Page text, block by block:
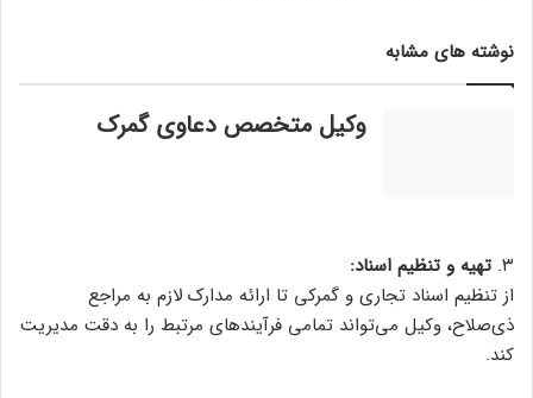
نوشته های مشابه
وکیل متخصص دعاوی گمرک
۳. تهیه و تنظیم اسناد:
از تنظیم اسناد تجاری و گمرکی تا ارائه مدارک لازم به مراجع
ذی‌صلاح، وکیل می‌تواند تمامی فرآیندهای مرتبط را به دقت مدیریت
کند.